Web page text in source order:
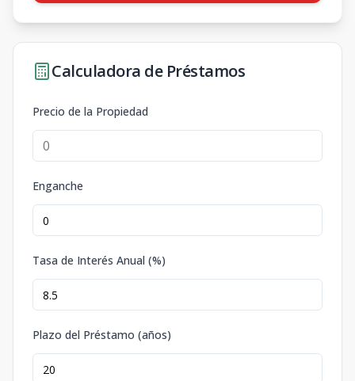
Calculadora de Préstamos
Precio de la Propiedad
Enganche
Tasa de Interés Anual (%)
Plazo del Préstamo (años)